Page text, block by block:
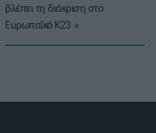
βλέπει τη διάκριση στο
Ευρωπαϊκό Κ23»